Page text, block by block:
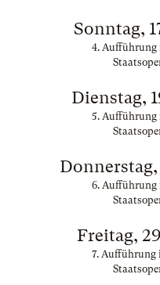
Sonntag,
4. Aufführung
Dienstag,
5. Aufführung
Donnerstag,
6. Aufführung
Freitag,
7. Aufführung